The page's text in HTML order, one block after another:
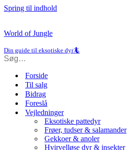
Spring til indhold
World of Jungle
Din guide til eksotiske dyr🦎
Forside
Til salg
Bidrag
Foreslå
Vejledninger
Eksotiske pattedyr
Frøer, tudser & salamander
Gekkoer & anoler
Hvirvelløse dyr & insekter